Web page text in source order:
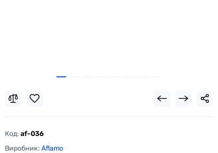
Код: af-036
Виробник: Aflamo